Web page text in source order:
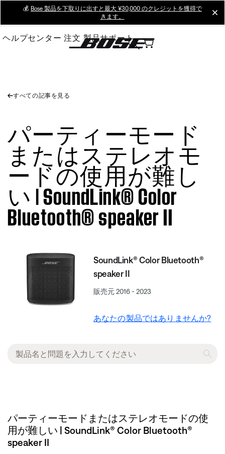
Main
💰 Bose 製品を下取りに出すと最大 ¥30,000 のクレジットを獲得で
きます。
ヘルプセンター 注文 製品サポート
すべての記事を見る
パーティーモード
またはステレオモ
ードの使用が難し
い | SoundLink® Color
Bluetooth® speaker II
SoundLink® Color Bluetooth®
speaker II
販売元 2016 - 2023
あなたの製品ではありませんか?
パーティーモードまたはステレオモードの使
用が難しい | SoundLink® Color Bluetooth®
speaker II